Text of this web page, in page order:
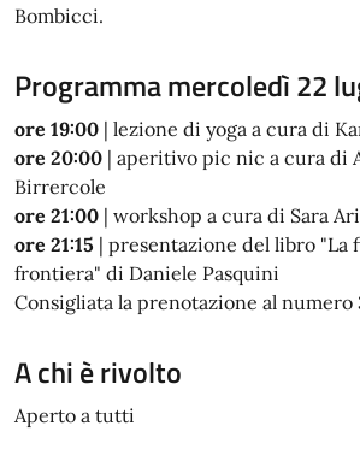
Bombicci.
Programma mercoledì 22
ore 19:00 | lezione di yoga a cura di
ore 20:00 | aperitivo pic nic a cura di
Birrercole
ore 21:00 | workshop a cura di Sara
ore 21:15 | presentazione del libro "La
frontiera" di Daniele Pasquini
Consigliata la prenotazione al numero
A chi è rivolto
Aperto a tutti